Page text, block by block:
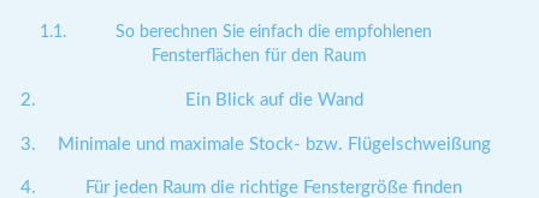
So berechnen Sie einfach die empfohlenen
Fensterflächen für den Raum
Ein Blick auf die Wand
Minimale und maximale Stock- bzw. Flügelschweißung
Für jeden Raum die richtige Fenstergröße finden